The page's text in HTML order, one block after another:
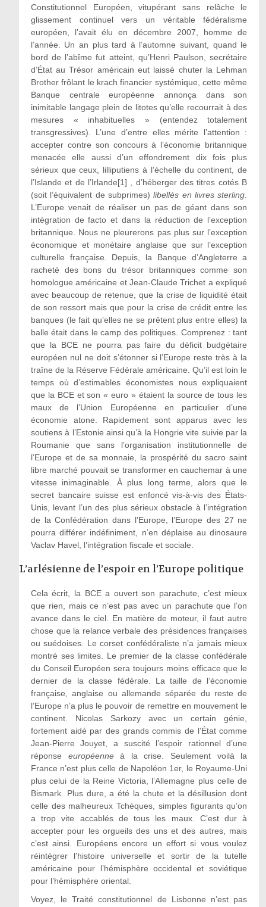
Constitutionnel Européen, vitupérant sans relâche le
glissement continuel vers un véritable fédéralisme
européen, l’avait élu en décembre 2007, homme de
l’année. Un an plus tard à l’automne suivant, quand le
bord de l’abîme fut atteint, qu’Henri Paulson, secrétaire
d’État au Trésor américain eut laissé chuter la Lehman
Brother frôlant le krach financier systémique, cette même
Banque centrale européenne annonça dans son
inimitable langage plein de litotes qu’elle recourrait à des
mesures « inhabituelles » (entendez totalement
transgressives). L’une d’entre elles mérite l’attention :
accepter contre son concours à l’économie britannique
menacée elle aussi d’un effondrement dix fois plus
sérieux que ceux, lilliputiens à l’échelle du continent, de
l’Islande et de l’Irlande[1] , d’héberger des titres cotés B
(soit l’équivalent de subprimes)libellés en livres sterling
L’Europe venait de réaliser un pas de géant dans son
intégration de facto et dans la réduction de l’exception
britannique. Nous ne pleurerons pas plus sur l’exception
économique et monétaire anglaise que sur l’exception
culturelle française. Depuis, la Banque d’Angleterre a
racheté des bons du trésor britanniques comme son
homologue américaine et Jean-Claude Trichet a expliqué
avec beaucoup de retenue, que la crise de liquidité était
de son ressort mais que pour la crise de crédit entre les
banques (le fait qu’elles ne se prêtent plus entre elles) la
balle était dans le camp des politiques. Comprenez : tant
que la BCE ne pourra pas faire du déficit budgétaire
européen nul ne doit s’étonner si l’Europe reste très à la
traîne de la Réserve Fédérale américaine. Qu’il est loin le
temps où d’estimables économistes nous expliquaient
que la BCE et son « euro » étaient la source de tous les
maux de l’Union Européenne en particulier d’une
économie atone. Rapidement sont apparus avec les
soutiens à l’Estonie ainsi qu’à la Hongrie vite suivie par la
Roumanie que sans l’organisation institutionnelle de
l’Europe et de sa monnaie, la prospérité du sacro saint
libre marché pouvait se transformer en cauchemar à une
vitesse inimaginable. À plus long terme, alors que le
secret bancaire suisse est enfoncé vis-à-vis des États-
Unis, levant l’un des plus sérieux obstacle à l’intégration
de la Confédération dans l’Europe, l’Europe des 27 ne
pourra différer indéfiniment, n’en déplaise au dinosaure
Vaclav Havel, l’intégration fiscale et sociale.
L’arlésienne de l’espoir en l’Europe politique
Cela écrit, la BCE a ouvert son parachute, c’est mieux
que rien, mais ce n’est pas avec un parachute que l’on
avance dans le ciel. En matière de moteur, il faut autre
chose que la relance verbale des présidences françaises
ou suédoises. Le corset confédéraliste n’a jamais mieux
montré ses limites. Le premier de la classe confédérale
du Conseil Européen sera toujours moins efficace que le
dernier de la classe fédérale. La taille de l’économie
française, anglaise ou allemande séparée du reste de
l’Europe n’a plus le pouvoir de remettre en mouvement le
continent. Nicolas Sarkozy avec un certain génie,
fortement aidé par des grands commis de l’État comme
Jean-Pierre Jouyet, a suscité l’espoir rationnel d’une
réponse européenneà la crise. Seulement voilà la
France n’est plus celle de Napoléon 1er, le Royaume-Uni
plus celui de la Reine Victoria, l’Allemagne plus celle de
Bismark. Plus dure, a été la chute et la désillusion dont
celle des malheureux Tchèques, simples figurants qu’on
a trop vite accablés de tous les maux. C’est dur à
accepter pour les orgueils des uns et des autres, mais
c’est ainsi. Européens encore un effort si vous voulez
réintégrer l’histoire universelle et sortir de la tutelle
américaine pour l’hémisphère occidental et soviétique
pour l’hémisphère oriental.
Voyez, le Traité constitutionnel de Lisbonne n’est pas